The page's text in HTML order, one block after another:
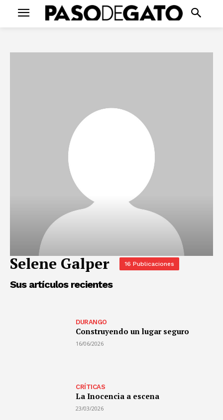
Selene Galper 16 Publicaciones
Sus artículos recientes
DURANGO
Construyendo un lugar seguro
16/06/2026
CRÍTICAS
La Inocencia a escena
23/03/2026